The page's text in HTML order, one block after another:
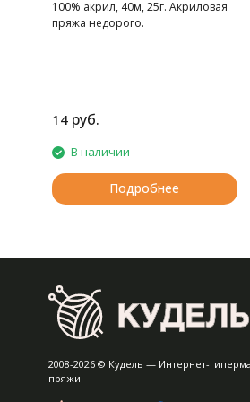
100% акрил, 40м, 25г. Акриловая
пряжа недорого.
14 руб.
В наличии
Подробнее
2008-2026 © Кудель — Интернет-
пряжи